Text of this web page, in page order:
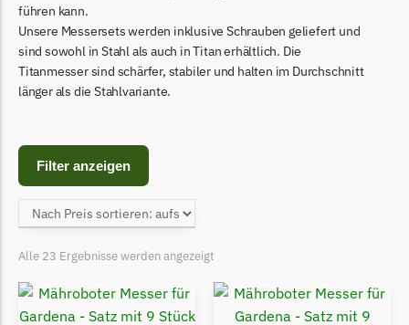
Central Park
Central Park Messer
Begrenzungsdraht
Begrenzungsdraht
Cub Cadet Messer
Begrenzungsdraht
Ecovacs
Ecovacs Messer
führen kann.
Unsere Messersets werden inklusive Schrauben geliefert und
sind sowohl in Stahl als auch in Titan erhältlich. Die
Titanmesser sind schärfer, stabiler und halten im Durchschnitt
länger als die Stahlvariante.
Filter anzeigen
Alle 23 Ergebnisse werden angezeigt